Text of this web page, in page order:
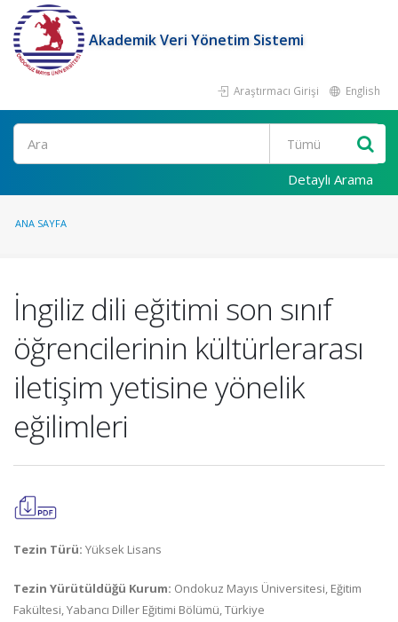
Akademik Veri Yönetim Sistemi
Araştırmacı Girişi English
Ara
Detaylı Arama
ANA SAYFA
İngiliz dili eğitimi son sınıf
öğrencilerinin kültürlerarası
iletişim yetisine yönelik
eğilimleri
Tezin Türü: Yüksek Lisans
Tezin Yürütüldüğü Kurum: Ondokuz Mayıs Üniversitesi, Eğitim
Fakültesi, Yabancı Diller Eğitimi Bölümü, Türkiye